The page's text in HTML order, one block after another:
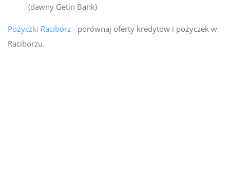
(dawny Getin Bank)
Pożyczki Racibórz- porównaj oferty kredytów i pożyczek w
Raciborzu.